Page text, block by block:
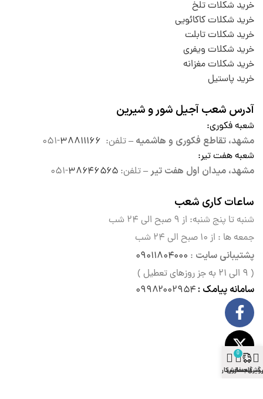
خرید شکلات تلخ
خرید شکلات کاکائویی
خرید شکلات تابلت
خرید شکلات ویفری
خرید شکلات مغزانه
خرید پاستیل
آدرس شعب آجیل شور و شیرین
شعبه فکوری:
مشهد، تقاطع فکوری و هاشمیه –تلفن: ۳۸۸۱۱۱۶۶-۰۵۱
شعبه هفت تیر:
مشهد، میدان اول هفت تیر –تلفن: ۳۸۶۴۶۵۶۵-۰۵۱
ساعات کاری شعب
شنبه تا پنج شنبه: از ۹ صبح الی
۲۴ شب
جمعه ها : از ۱۰ صبح الی ۲۴ شب
پشتیبانی سایت : ۰۹۰۱۱۸۰۴۰۰۰
( ۹ الی ۲۱ به جز روزهای تعطیل )
سامانه پیامک : ۰۹۹۸۲۰۰۲۹۵۴
سفارش
0
سبد خرید
حساب کاربری